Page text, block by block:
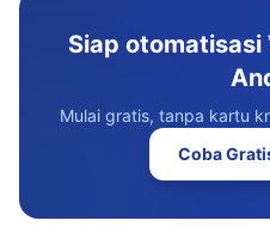
Siap
Mulai gratis, tanpa kartu
Coba